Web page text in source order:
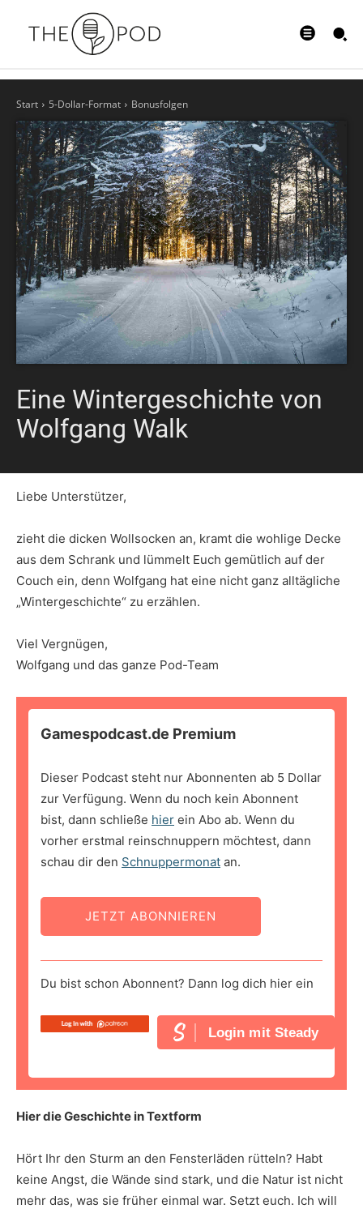
Start 5-Dollar-Format Bonusfolgen
Eine Wintergeschichte von
Wolfgang Walk
Liebe Unterstützer,
zieht die dicken Wollsocken an, kramt die wohlige Decke
aus dem Schrank und lümmelt Euch gemütlich auf der
Couch ein, denn Wolfgang hat eine nicht ganz alltägliche
„Wintergeschichte“ zu erzählen.
Viel Vergnügen,
Wolfgang und das ganze Pod-Team
Gamespodcast.de Premium
Dieser Podcast steht nur Abonnenten ab 5 Dollar
zur Verfügung. Wenn du noch kein Abonnent
bist, dann schließe hier ein Abo ab. Wenn du
vorher erstmal reinschnuppern möchtest, dann
schau dir den Schnuppermonat an.
JETZT ABONNIEREN
Du bist schon Abonnent? Dann log dich hier ein
Login mit Steady
Hier die Geschichte in Textform
Hört Ihr den Sturm an den Fensterläden rütteln? Habt
keine Angst, die Wände sind stark, und die Natur ist nicht
mehr das, was sie früher einmal war. Setzt euch. Ich will